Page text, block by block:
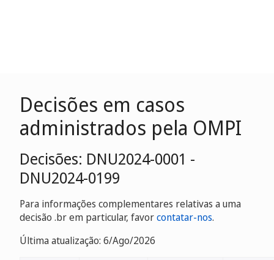
Decisões em casos
administrados pela OMPI
Decisões: DNU2024-0001 -
DNU2024-0199
Para informações complementares relativas a uma
decisão .br em particular, favorcontatar-nos.
Última atualização: 6/Ago/2026